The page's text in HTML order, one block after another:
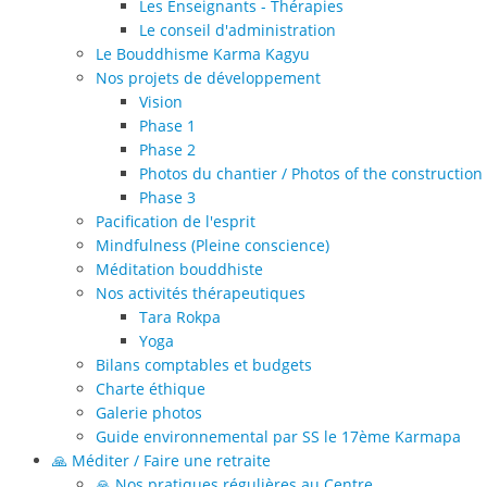
Les Enseignants - Thérapies
Le conseil d'administration
Le Bouddhisme Karma Kagyu
Nos projets de développement
Vision
Phase 1
Phase 2
Photos du chantier / Photos of the construction
Phase 3
Pacification de l'esprit
Mindfulness (Pleine conscience)
Méditation bouddhiste
Nos activités thérapeutiques
Tara Rokpa
Yoga
Bilans comptables et budgets
Charte éthique
Galerie photos
Guide environnemental par SS le 17ème Karmapa
🙏 Méditer / Faire une retraite